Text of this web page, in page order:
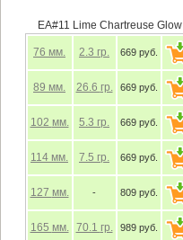
EA#11 Lime Chartreuse Glow
76 мм. 2.3 гр. 669 руб.
89 мм. 26.6 гр. 669 руб.
102 мм. 5.3 гр. 669 руб.
114 мм. 7.5 гр. 669 руб.
127 мм. - 809 руб.
165 мм. 70.1 гр. 989 руб.